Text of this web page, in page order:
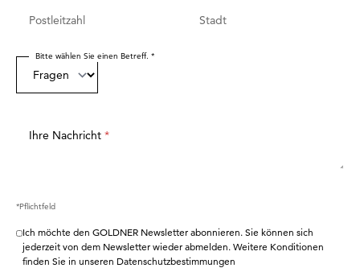
Postleitzahl Stadt
Bitte wählen Sie einen Betreff. *
Ihre Nachricht *
*Pflichtfeld
Ich möchte den GOLDNER Newsletter abonnieren. Sie können sich
jederzeit von dem Newsletter wieder abmelden. Weitere Konditionen
finden Sie in unseren Datenschutzbestimmungen